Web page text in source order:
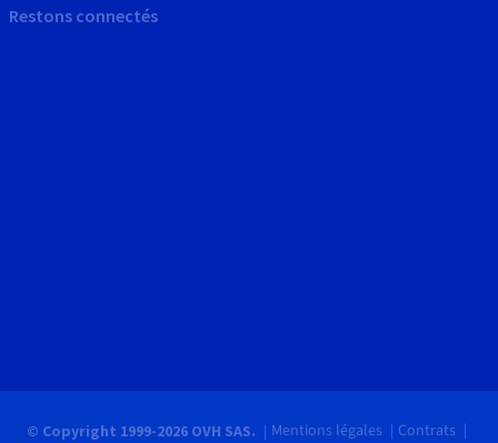
Restons connectés
© Copyright 1999-2026 OVH SAS. Mentions légales Contrats